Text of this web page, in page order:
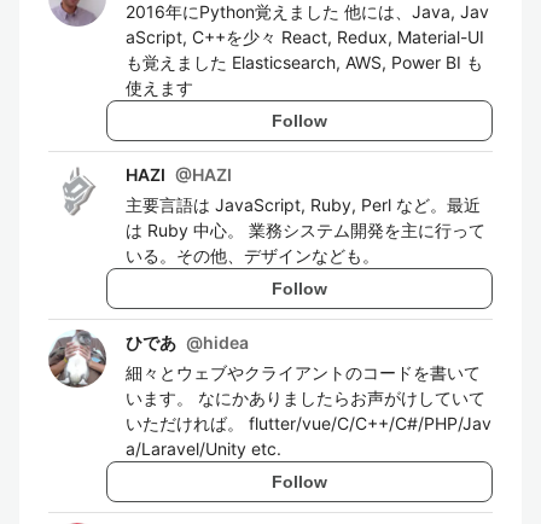
2016年にPython覚えました 他には、Java, Jav
aScript, C++を少々 React, Redux, Material-UI
も覚えました Elasticsearch, AWS, Power BI も
使えます
Follow
HAZI @HAZI
主要言語は JavaScript, Ruby, Perl など。最近
は Ruby 中心。 業務システム開発を主に行って
いる。その他、デザインなども。
Follow
ひであ @hidea
細々とウェブやクライアントのコードを書いて
います。 なにかありましたらお声がけしていて
いただければ。 flutter/vue/C/C++/C#/PHP/Jav
a/Laravel/Unity etc.
Follow